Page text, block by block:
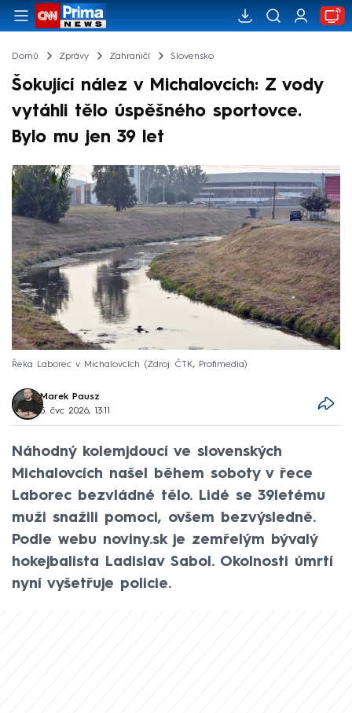
Domů Zprávy Zahraničí Slovensko
Šokující nález v Michalovcích: Z vody
vytáhli tělo úspěšného sportovce.
Bylo mu jen 39 let
Řeka Laborec v Michalovcích Zdroj: ČTK, Profimedia
Marek Pausz
5. čvc 2026, 13:11
Náhodný kolemjdoucí ve slovenských
Michalovcích našel během soboty v řece
Laborec bezvládné tělo. Lidé se 39letému
muži snažili pomoci, ovšem bezvýsledně.
Podle webu noviny.sk je zemřelým bývalý
hokejbalista Ladislav Sabol. Okolnosti úmrtí
nyní vyšetřuje policie.